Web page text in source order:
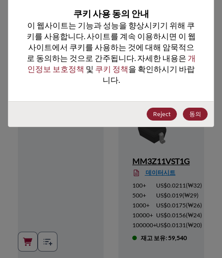
추천 대체 제품
MM3Z11VST1G
데이터시트
100+
US$0.0211(₩32)
500+
US$0.019(₩29)
1000+
US$0.0175(₩26)
10000+ US$0.0156(₩24)
100000+US$0.0131(₩20)
재고 보유: 59,540
쿠키 사용 동의 안내
이 웹사이트는 기능과 성능을 향상시키기 위해 쿠
키를 사용합니다. 사이트를 계속 이용하시면 이 웹
사이트에서 쿠키를 사용하는 것에 대해 암묵적으
로 동의하는 것으로 간주됩니다. 자세한 내용은 개
인정보 보호정책 및 쿠키 정책을 확인하시기 바랍
니다.
Reject 동의